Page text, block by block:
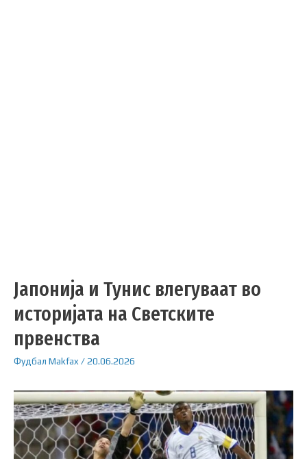
Јапонија и Тунис влегуваат во
историјата на Светските
првенства
Фудбал Makfax /20.06.2026